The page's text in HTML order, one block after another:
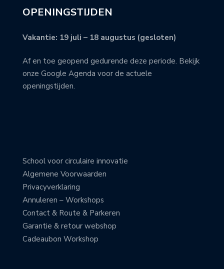
OPENINGSTIJDEN
Vakantie: 19 juli – 18 augustus (gesloten)
Af en toe geopend gedurende deze periode. Bekijk
onze Google Agenda voor de actuele
openingstijden.
School voor circulaire innovatie
Algemene Voorwaarden
Privacyverklaring
Annuleren – Workshops
Contact & Route & Parkeren
Garantie & retour webshop
Cadeaubon Workshop